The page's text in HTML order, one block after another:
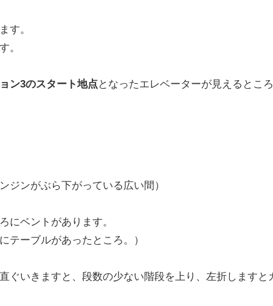
す。
。
ン3のスタート地点 となったエレベーターが見えるところ
ジンがぶら下がっている広い間）
にベントがあります。
テーブルがあったところ。）
ぐいきますと、段数の少ない階段を上り、左折しますと